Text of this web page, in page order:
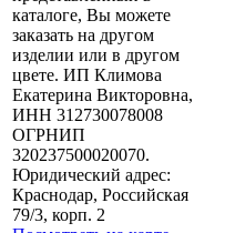
каталоге, Вы можете
заказать на другом
изделии или в другом
цвете. ИП Климова
Екатерина Викторовна,
ИНН 312730078008
ОГРНИП
320237500020070.
Юридический адрес:
Краснодар, Российская
79/3, корп. 2